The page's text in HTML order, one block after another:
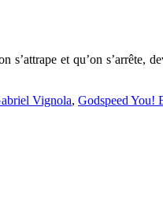
et qu’on s’arrête,
Vignola, Godspeed You!